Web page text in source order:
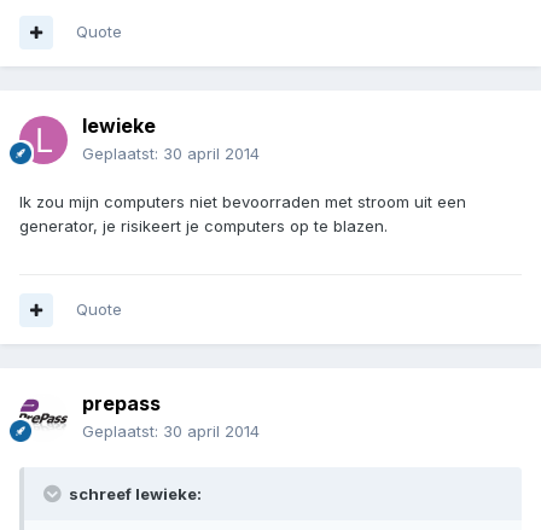
Quote
lewieke
Geplaatst: 30 april 2014
Ik zou mijn computers niet bevoorraden met stroom uit een
generator, je risikeert je computers op te blazen.
Quote
prepass
Geplaatst: 30 april 2014
schreef lewieke: